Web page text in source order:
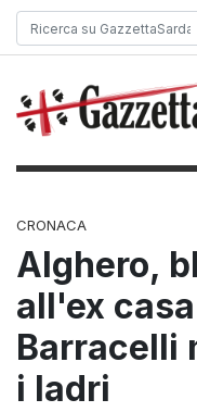
CRONACA
Alghero,
all'ex
Barracelli
i ladri